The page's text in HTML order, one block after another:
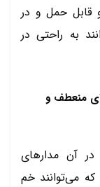
و قابل حمل و در
به راحتی در
منعطف و
در آن مدارهای
می‌توانند خم